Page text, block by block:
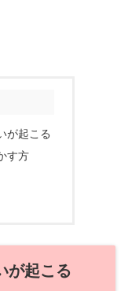
が起こる
す方
が起こる